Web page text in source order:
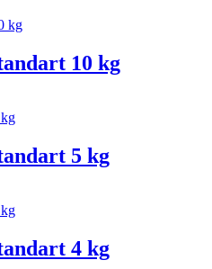
10 kg
5 kg
4 kg